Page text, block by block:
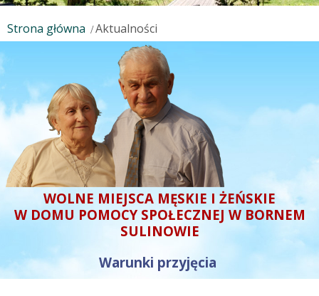
Strona główna Aktualności
WOLNE MIEJSCA MĘSKIE I ŻEŃSKIE
W DOMU POMOCY SPOŁECZNEJ W BORNEM
SULINOWIE
Warunki przyjęcia